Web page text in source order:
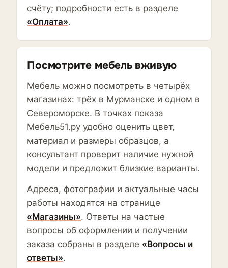
счёту; подробности есть в разделе
«Оплата».
Посмотрите мебель вживую
Мебель можно посмотреть в четырёх
магазинах: трёх в Мурманске и одном в
Североморске. В точках показа
Мебель51.ру удобно оценить цвет,
материал и размеры образцов, а
консультант проверит наличие нужной
модели и предложит близкие варианты.
Адреса, фотографии и актуальные часы
работы находятся на странице
«Магазины». Ответы на частые
вопросы об оформлении и получении
заказа собраны в разделе «Вопросы и
ответы».